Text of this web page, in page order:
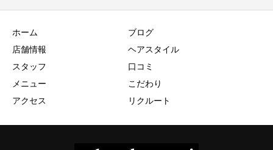
ホーム
店舗情報
スタッフ
メニュー
アクセス
ブログ
ヘアスタイル
口コミ
こだわり
リクルート